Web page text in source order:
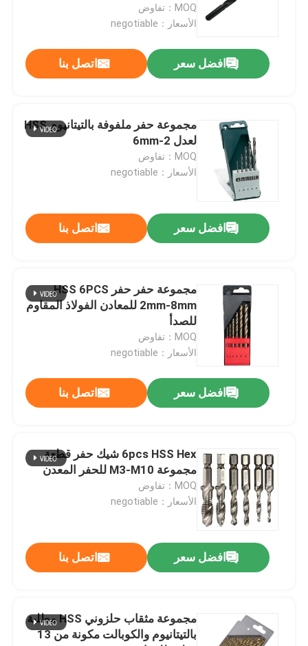
جولة في المعمل
اتصل بنا
أخبار
اطلب اقتباس
بت الحفر الأحرار
مثقاب الماسونية
TCT هول المنشار
مجموعة مثقاب
ثنائية المعدن هول المنشار
رأى الأحرار حفرة
MOQ：تفاوض
الأسعار：negotiable
افضل سعر اتصل بنا
مجموعة حفر ملفوفة بالتيتانيوم HSS
لعدل 2-6mm
MOQ：تفاوض
الأسعار：negotiable
افضل سعر اتصل بنا
مجموعة حفر حفر HSS 6PCS
2mm-8mm للمعادن الفولاذ المقاوم
للصدأ
MOQ：تفاوض
الأسعار：negotiable
افضل سعر اتصل بنا
6pcs HSS Hex شيك حفر قطعة
مجموعة M3-M10 للحفر المعدن
MOQ：تفاوض
الأسعار：negotiable
افضل سعر اتصل بنا
مجموعة مثقاب حلزوني HSS مطلية
بالتيتانيوم والكوبالت مكونة من 13